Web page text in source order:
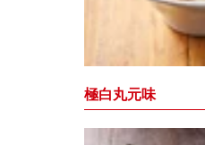
極白丸元味